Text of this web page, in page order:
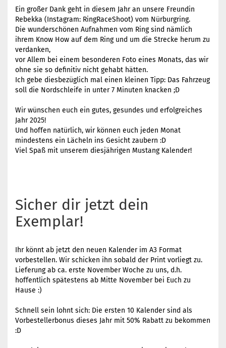
Ein großer Dank geht in diesem Jahr an unsere Freundin
Rebekka (Instagram: RingRaceShoot) vom Nürburgring.
Die wunderschönen Aufnahmen vom Ring sind nämlich
ihrem Know How auf dem Ring und um die Strecke herum zu
verdanken,
vor Allem bei einem besonderen Foto eines Monats, das wir
ohne sie so definitiv nicht gehabt hätten.
Ich gebe diesbezüglich mal einen kleinen Tipp: Das Fahrzeug
soll die Nordschleife in unter 7 Minuten knacken ;D
Wir wünschen euch ein gutes, gesundes und erfolgreiches
Jahr 2025!
Und hoffen natürlich, wir können euch jeden Monat
mindestens ein Lächeln ins Gesicht zaubern :D
Viel Spaß mit unserem diesjährigen Mustang Kalender!
Sicher dir jetzt dein
Exemplar!
Ihr könnt ab jetzt den neuen Kalender im A3 Format
vorbestellen. Wir schicken ihn sobald der Print vorliegt zu.
Lieferung ab ca. erste November Woche zu uns, d.h.
hoffentlich spätestens ab Mitte November bei Euch zu
Hause :)
Schnell sein lohnt sich: Die ersten 10 Kalender sind als
Vorbestellerbonus dieses Jahr mit 50% Rabatt zu bekommen
:D